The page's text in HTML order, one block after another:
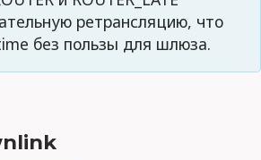
ретрансляцию, что
без пользы для шлюза.